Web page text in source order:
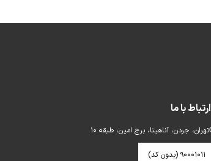
ارتباط با ما
تهران، جردن، آناهیتا، برج امین، طبقه ۱۰
۹۰۰۰۱۰۱۱ (بدون کد)